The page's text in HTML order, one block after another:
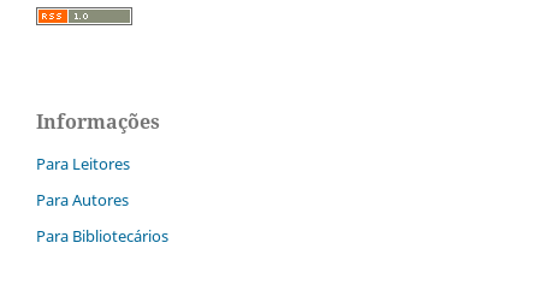
Informações
Para Leitores
Para Autores
Para Bibliotecários